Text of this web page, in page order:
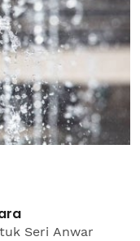
Seri Anwar